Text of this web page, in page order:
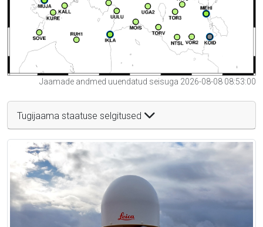
Jaamade andmed uuendatud seisuga 2026-08-08 08:53:00
Tugijaama staatuse selgitused